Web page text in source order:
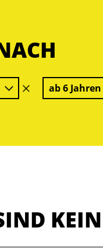
Filter
löschen
ab 6 Jahren